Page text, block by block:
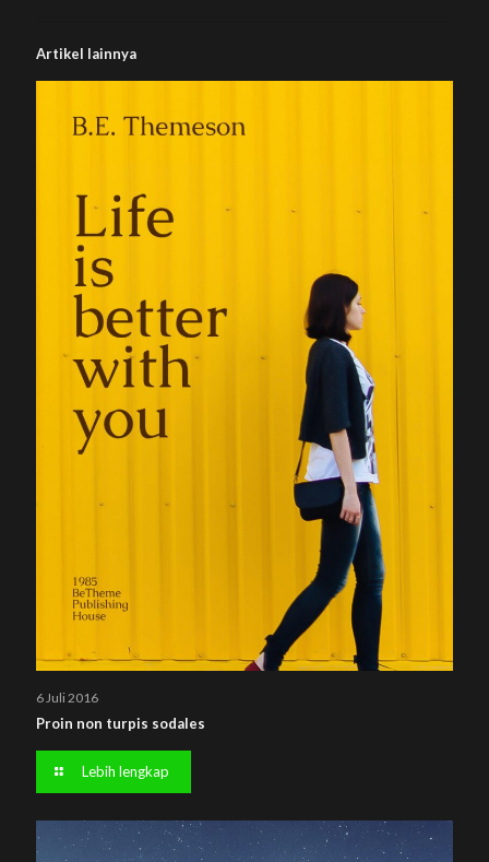
Artikel lainnya
6 Juli 2016
Proin non turpis sodales
Lebih lengkap